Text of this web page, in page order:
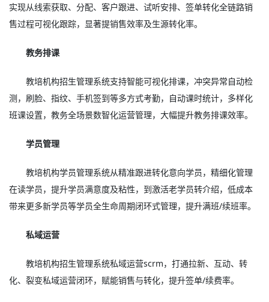
实现从线索获取、分配、客户跟进、试听安排、签单转化全链路销
售过程可视化跟踪，显著提销售效率及生源转化率。
教务排课
教培机构招生管理系统支持智能可视化排课，冲突异常自动检
测，刷脸、指纹、手机签到等多方式考勤，自动课时统计，多样化
班课设置，教务全场景数智化运营管理，大幅提升教务排课效率。
学员管理
教培机构学员管理系统从精准跟进转化意向学员，精细化管理
在读学员，提升学员满意度及粘性，到激活老学员转介绍，低成本
带来更多新学员等学员全生命周期闭环式管理，提升满班/续班率。
私域运营
教培机构招生管理系统私域运营scrm，打通拉新、互动、转
化、裂变私域运营闭环，赋能销售与转化，提升签单/续费率。